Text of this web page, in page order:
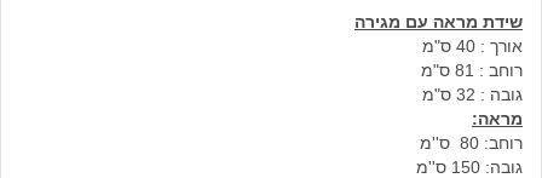
שידת מראה עם מגירה
אורך : 40 ס"מ
רוחב : 81 ס"מ
גובה : 32 ס"מ
מראה:
רוחב: 80 ס''מ
גובה: 150 ס''מ